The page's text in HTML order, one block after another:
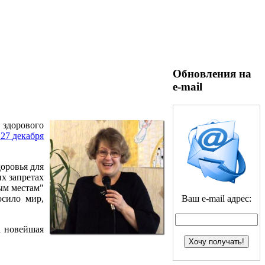
декабря
для
запретах
местам"
мир,
новейшая
Обновления на
e-mail
Ваш e-mail адрес: